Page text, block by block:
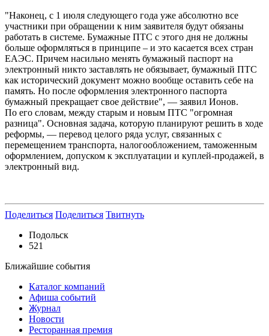
"Наконец, с 1 июля следующего года уже абсолютно все
участники при обращении к ним заявителя будут обязаны
работать в системе. Бумажные ПТС с этого дня не должны
больше оформляться в принципе – и это касается всех стран
ЕАЭС. Причем насильно менять бумажный паспорт на
электронный никто заставлять не обязывает, бумажный ПТС
как исторический документ можно вообще оставить себе на
память. Но после оформления электронного паспорта
бумажный прекращает свое действие", — заявил Ионов.
По его словам, между старым и новым ПТС "огромная
разница". Основная задача, которую планируют решить в ходе
реформы, — перевод целого ряда услуг, связанных с
перемещением транспорта, налогообложением, таможенным
оформлением, допуском к эксплуатации и куплей-продажей, в
электронный вид.
Поделиться Поделиться Твитнуть
Подольск
521
Ближайшие события
Каталог компаний
Афиша событий
Журнал
Новости
Ресторанная премия